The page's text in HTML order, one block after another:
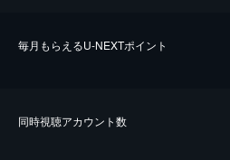
毎⽉もらえるU-NEXTポイント
同時視聴アカウント数